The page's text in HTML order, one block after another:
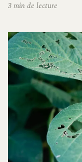
3 min de lecture